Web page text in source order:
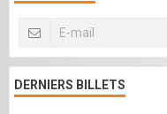
DERNIERS BILLETS